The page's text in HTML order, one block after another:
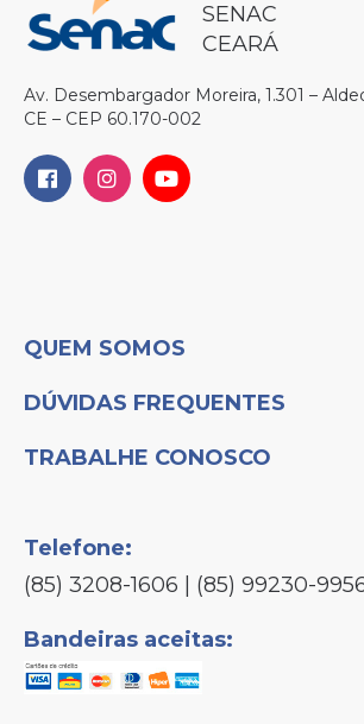
SENAC
CEARÁ
Av. Desembargador Moreira, 1.301 –
CE – CEP 60.170-002
QUEM SOMOS
DÚVIDAS FREQUENTES
TRABALHE CONOSCO
Telefone:
(85) 3208-1606 | (85) 99230-
Bandeiras aceitas: